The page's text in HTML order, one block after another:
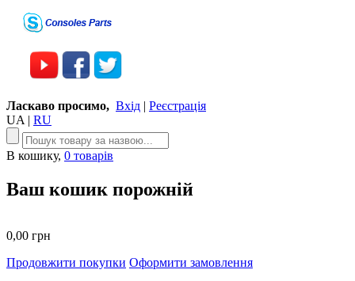
Ласкаво просимо, Вхід | Реєстрація
UA | RU
В кошику, 0 товарів
Ваш кошик порожній
0,00 грн
Продовжити покупки Оформити замовлення